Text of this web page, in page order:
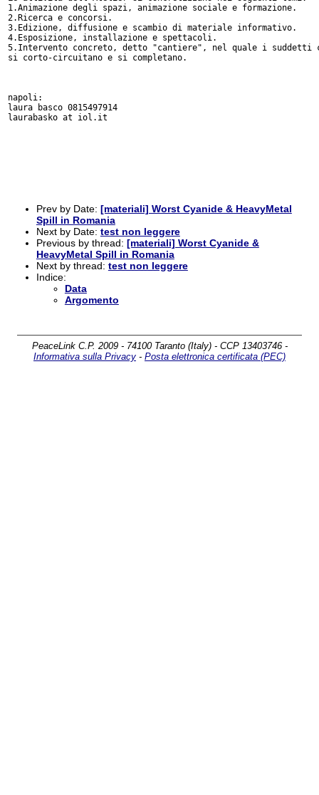
Prev by Date: [materiali] Worst Cyanide & HeavyMetal
Spill in Romania
Next by Date: test non leggere
Previous by thread: [materiali] Worst Cyanide &
HeavyMetal Spill in Romania
Next by thread: test non leggere
Indice:
Data
Argomento
PeaceLink C.P. 2009 - 74100 Taranto (Italy) - CCP 13403746 -
Informativa sulla Privacy - Posta elettronica certificata (PEC)